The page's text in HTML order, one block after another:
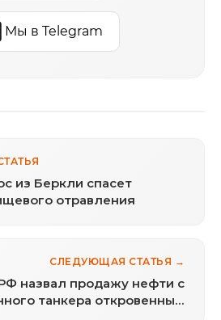
Мы в Telegram
из Беркли спасет
отравления
СЛЕДУЮЩАЯ СТАТЬЯ →
назвал продажу нефти с
танкера откровенным